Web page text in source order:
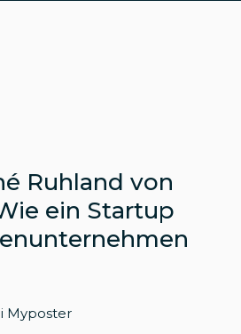
Ruhland von
ein Startup
Myposter